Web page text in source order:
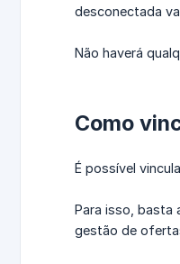
desconectada
Não haverá
Como
É possível
Para isso, basta
gestão de